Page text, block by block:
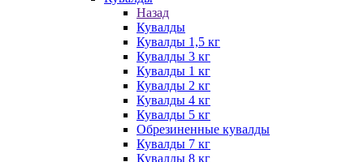
Назад
Кувалды
Кувалды 1,5 кг
Кувалды 3 кг
Кувалды 1 кг
Кувалды 2 кг
Кувалды 4 кг
Кувалды 5 кг
Обрезиненные кувалды
Кувалды 7 кг
Кувалды 8 кг